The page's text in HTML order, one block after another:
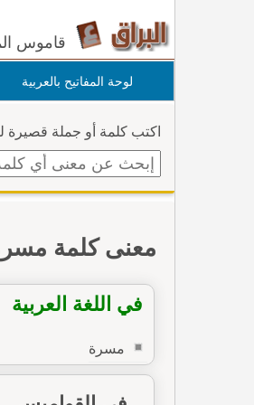
قاموس
لوحة المفاتيح بالعربية
اكتب كلمة أو جملة
معنى كلمة
في اللغة العربية
مسرة